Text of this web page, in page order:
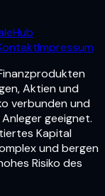
Hub
Impressum
Aktien und
verbunden und
geeignet.
Kapital
und bergen
Risiko des